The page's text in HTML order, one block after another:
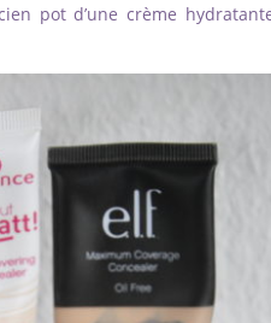
pot d’une crème